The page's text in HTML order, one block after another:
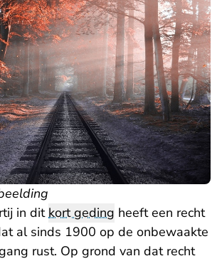
in ditkort geding heeft een recht
al sinds 1900 op de onbewaakte
rust. Op grond van dat recht